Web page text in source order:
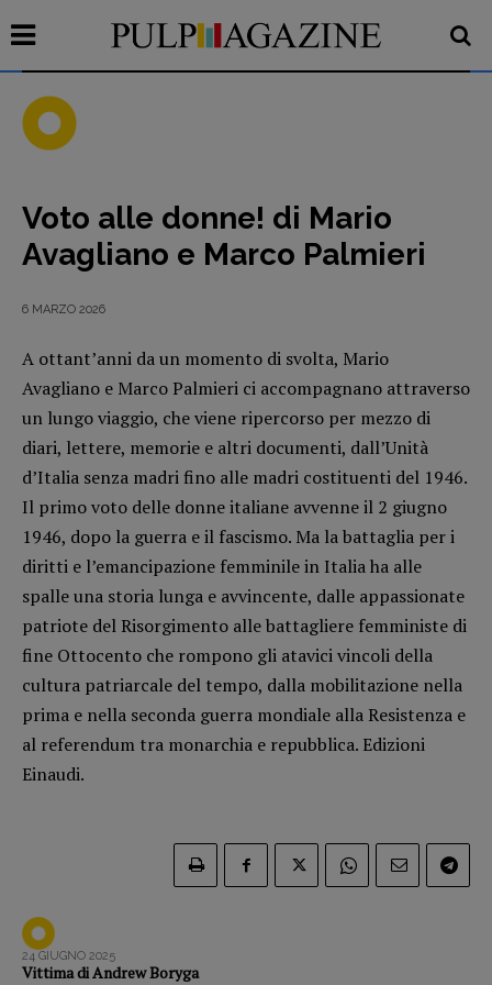
Recensioni
Primo Piano
Archeologie del
presente
Fumetti
Libro & Film
Pulp for kids
Opera prima
DOSSIER
12 dicembre
Blade Runner 40
Editoria
Intelligenza Artificiale
Maestri sommersi
Stranimondi
Tornare a Ballard
Vampirismi
Voto alle donne! di Mario
Avagliano e Marco Palmieri
6 MARZO 2026
A ottant’anni da un momento di svolta, Mario
Avagliano e Marco Palmieri ci accompagnano attraverso
un lungo viaggio, che viene ripercorso per mezzo di
diari, lettere, memorie e altri documenti, dall’Unità
d’Italia senza madri fino alle madri costituenti del 1946.
Il primo voto delle donne italiane avvenne il 2 giugno
1946, dopo la guerra e il fascismo. Ma la battaglia per i
diritti e l’emancipazione femminile in Italia ha alle
spalle una storia lunga e avvincente, dalle appassionate
patriote del Risorgimento alle battagliere femministe di
fine Ottocento che rompono gli atavici vincoli della
cultura patriarcale del tempo, dalla mobilitazione nella
prima e nella seconda guerra mondiale alla Resistenza e
al referendum tra monarchia e repubblica. Edizioni
Einaudi.
24 GIUGNO 2025
Vittima di Andrew Boryga